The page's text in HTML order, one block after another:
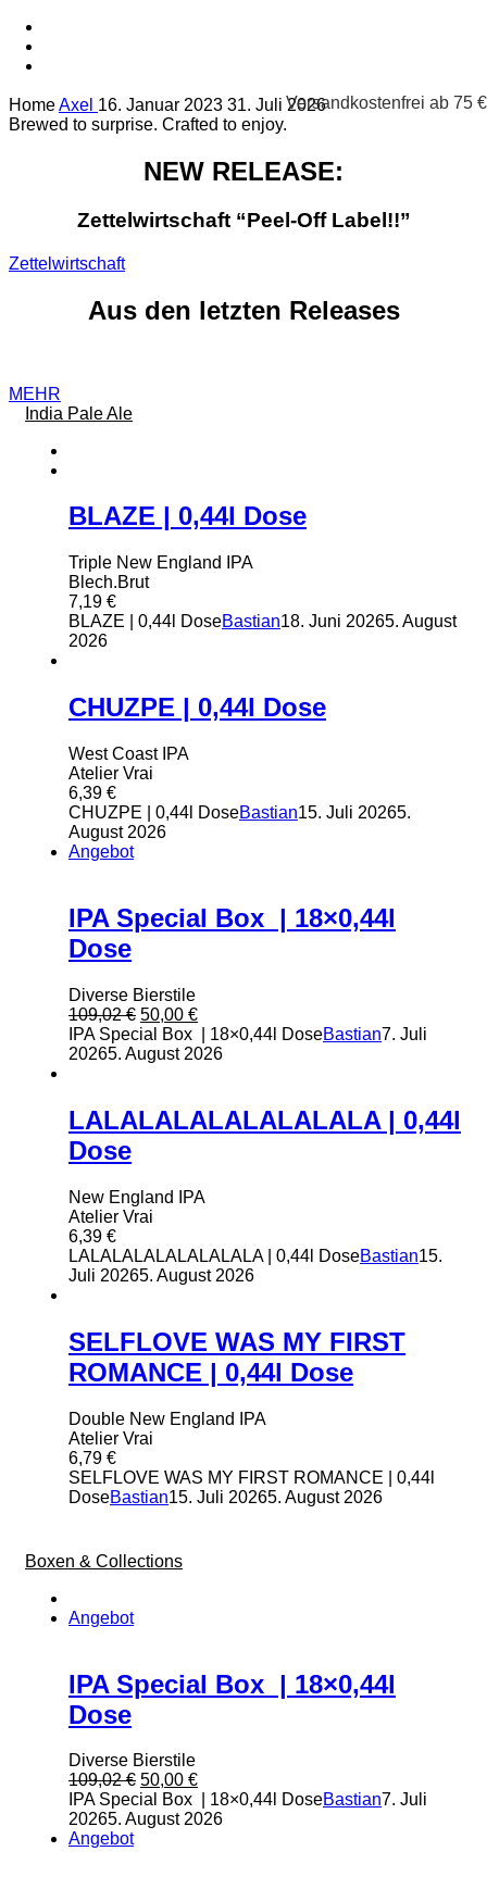
Versandkostenfrei ab 75 €
HomeAxel 16. Januar 2023 31. Juli 2026
Brewed to surprise. Crafted to enjoy.
NEW RELEASE:
Zettelwirtschaft “Peel-Off Label!!”
Zettelwirtschaft
Aus den letzten Releases
MEHR
India Pale Ale
BLAZE | 0,44l Dose
Triple New England IPA
Blech.Brut
7,19 €
BLAZE | 0,44l DoseBastian18. Juni 20265. August
2026
CHUZPE | 0,44l Dose
West Coast IPA
Atelier Vrai
6,39 €
CHUZPE | 0,44l DoseBastian15. Juli 20265.
August 2026
Angebot
IPA Special Box | 18×0,44l
Dose
Diverse Bierstile
109,02€ Ursprünglicher
Preis
war:
50,00 €Aktueller
Preis
ist:
IPA Special Box | 18×0,44l DoseBastian7. Juli
20265. August 2026
LALALALALALALALALA | 0,44l
Dose
New England IPA
Atelier Vrai
6,39 €
LALALALALALALALALA | 0,44l DoseBastian15.
Juli 20265. August 2026
SELFLOVE WAS MY FIRST
ROMANCE | 0,44l Dose
Double New England IPA
Atelier Vrai
6,79 €
SELFLOVE WAS MY FIRST ROMANCE | 0,44l
DoseBastian15. Juli 20265. August 2026
Boxen & Collections
Angebot
IPA Special Box | 18×0,44l
Dose
Diverse Bierstile
109,02€ Ursprünglicher
Preis
war:
50,00 €Aktueller
Preis
ist:
IPA Special Box | 18×0,44l DoseBastian7. Juli
20265. August 2026
Angebot